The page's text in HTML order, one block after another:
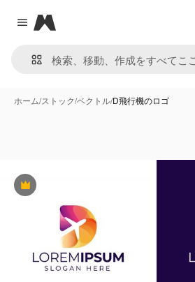
Close menu
Magnific
ホーム/ストック/ベクトル/D飛行機のロゴ
Premium